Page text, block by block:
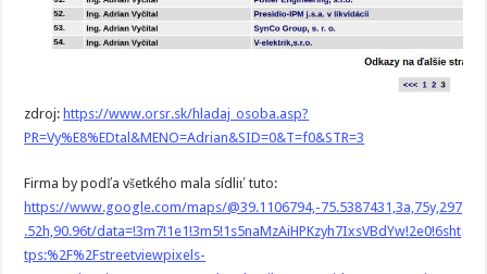
zdroj: https://www.orsr.sk/hladaj_osoba.asp?
PR=Vy%E8%EDtal&MENO=Adrian&SID=0&T=f0&STR=3
Firma by podľa všetkého mala sídliť tuto:
https://www.google.com/maps/@39.1106794,-75.5387431,3a,75y,297
.52h,90.96t/data=!3m7!1e1!3m5!1s5naMzAiHPKzyh7IxsVBdYw!2e0!6sht
tps:%2F%2Fstreetviewpixels-